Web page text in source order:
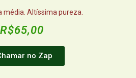
média. Altíssima pureza.
R$65,00
no Zap